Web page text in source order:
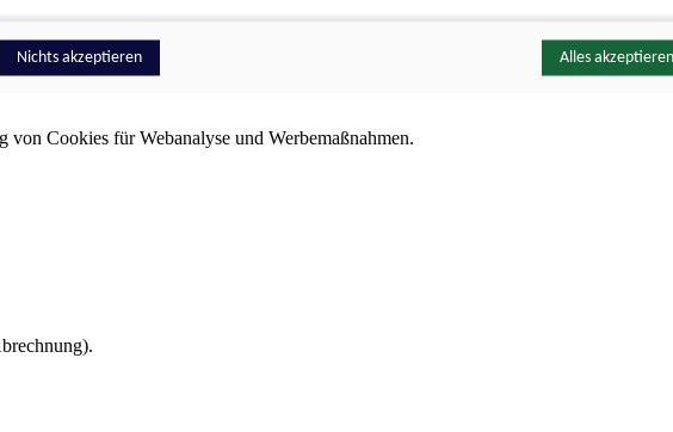
Cookies für Webanalyse und Werbemaßnahmen.
Nichts akzeptieren Alles akzeptieren